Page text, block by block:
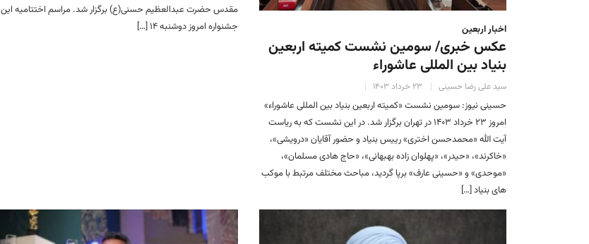
اخبار اربعین
عکس خبری/ سومین نشست کمیته اربعین
بنیاد بین المللی عاشوراء
سید علی رضا حسینی ۲۳ خرداد ۱۴۰۳
حسینی نیوز: سومین نشست «کمیته اربعین بنیاد بین المللی عاشوراء»
امروز ۲۳ خرداد ۱۴۰۳ در تهران برگزار شد. در این نشست که به ریاست
آیت الله «محمدحسن اختری» رییس بنیاد و حضور آقایان «درویشی»،
«خاکرند»، «حیدر»، «پهلوان زاده بهبهانی»، «حاج هادی مسلمان»،
«موحدی» و «حسینی عارف» برپا گردید، مباحث مختلف مرتبط با موکب
های بنیاد […]
مقدس حضرت عبدالعظیم حسنی(ع) برگزار شد. مراسم اختتامیه این
جشنواره امروز‌ دوشنبه ۱۴ […]